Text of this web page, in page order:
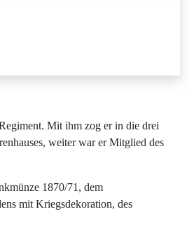
Mit ihm zog er in die drei
weiter war er Mitglied des
1870/71, dem
mit Kriegsdekoration, des